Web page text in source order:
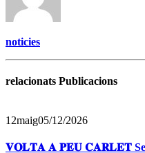
noticies
relacionats Publicacions
12maig05/12/2026
𝐕𝐎𝐋𝐓𝐀 𝐀 𝐏𝐄𝐔 𝐂𝐀𝐑𝐋𝐄𝐓